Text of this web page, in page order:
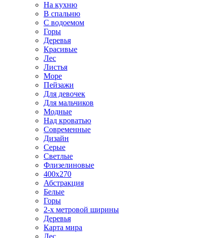
На кухню
В спальню
С водоемом
Горы
Деревья
Красивые
Лес
Листья
Море
Пейзажи
Для девочек
Для мальчиков
Модные
Над кроватью
Современные
Дизайн
Серые
Светлые
Флизелиновые
400х270
Абстракция
Белые
Горы
2-х метровой ширины
Деревья
Карта мира